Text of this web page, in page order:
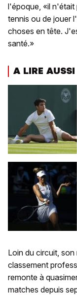
l'époque, «il n'était
tennis ou de jouer
choses en tête.
santé.»
A LIRE AUSSI
Loin du circuit,
classement
remonte à
matches depuis